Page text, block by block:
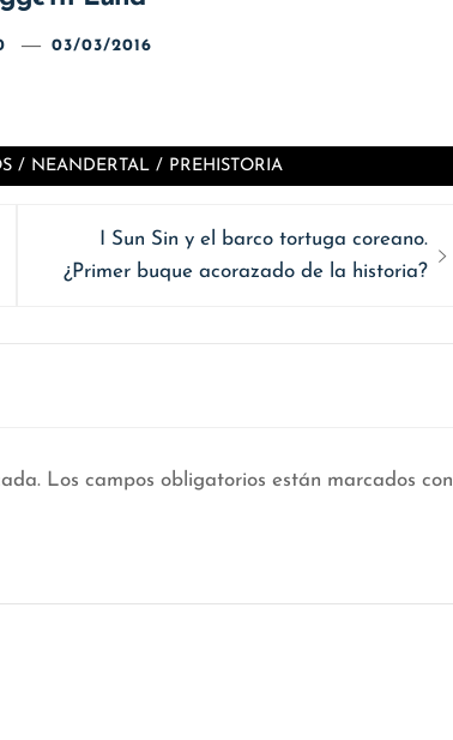
03/03/2016
/ NEANDERTAL / PREHISTORIA
Siguiente
entrada:
I Sun Sin y el barco tortuga coreano.
¿Primer buque acorazado de la historia?
Los campos obligatorios están marcados con